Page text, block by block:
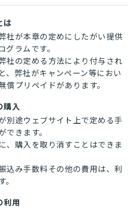
は
社が本章の定めにしたがい提供
グラムです。
社の定める方法により付与され
、弊社がキャンペーン等におい
償プリペイドがあります。
購入
別途ウェブサイト上で定める手
できます。
、購入を取り消すことはできま
込み手数料その他の費用は、利
。
利用